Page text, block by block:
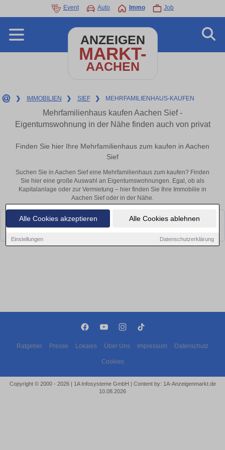
Alle Cookies akzeptieren Alle Cookies ablehnen
Einstellungen Datenschutzerklärung
Event Auto Immo Job
ANZEIGEN
MARKT-
AACHEN
❯ IMMOBILIEN ❯ SIEF ❯ MEHRFAMILIENHAUS-KAUFEN
Mehrfamilienhaus kaufen Aachen Sief -
Eigentumswohnung in der Nähe finden auch von privat
Finden Sie hier Ihre Mehrfamilienhaus zum kaufen in Aachen
Sief
Suchen Sie in Aachen Sief eine Mehrfamilienhaus zum kaufen? Finden
Sie hier eine große Auswahl an Eigentumswohnungen. Egal, ob als
Kapitalanlage oder zur Vermietung – hier finden Sie Ihre Immobilie in
Aachen Sief oder in der Nähe.
Leider konnten wir derzeit keine passenden Objekte finden. Schauen Sie
bald wieder vorbei!
Ratgeber Presse Lokales Über Uns Impressum Datenschutz
Cookies
Copyright © 2000 - 2026 | 1A Infosysteme GmbH | Content by: 1A-Anzeigenmarkt.de
10.08.2026